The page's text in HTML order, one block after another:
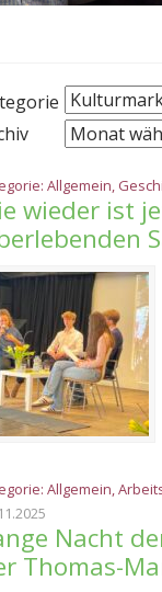
Allgemein,
wieder ist
Allgemein,
Nacht
Thomas-